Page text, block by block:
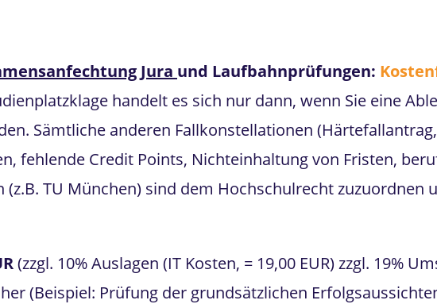
Jura und Laufbahnprüfungen:
handelt es sich nur dann, wenn Sie eine
Sämtliche anderen Fallkonstellationen
fehlende Credit Points, Nichteinhaltung von Fristen,
TU München) sind dem Hochschulrecht zuzuordnen
(zzgl. 10% Auslagen (IT Kosten, = 19,00 EUR) zzgl. 19%
(Beispiel: Prüfung der grundsätzlichen